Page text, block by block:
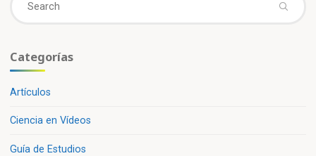
Categorías
Artículos
Ciencia en Vídeos
Guía de Estudios